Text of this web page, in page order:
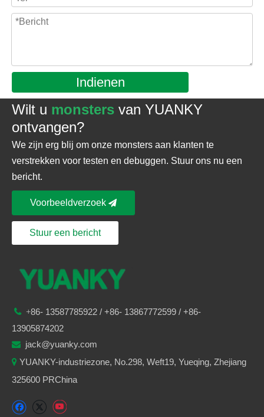
Indienen
Wilt u monsters van YUANKY
ontvangen?
We zijn erg blij om onze monsters aan klanten te
verstrekken voor testen en debuggen. Stuur ons nu een
bericht.
Voorbeeldverzoek
Stuur een bericht
 +86- 13587785922 / +86- 13867772599 / +86-
13905874202
 jack@yuanky.com
 YUANKY-industriezone, No.298, Weft19, Yueqing, Zhejiang
325600 PRChina